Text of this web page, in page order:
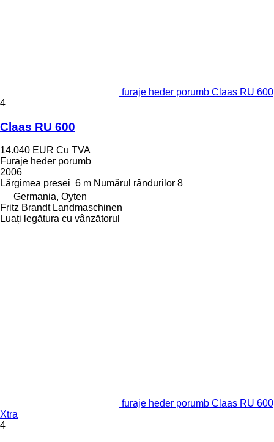
furaje heder porumb Claas RU 600
4
Claas RU 600
14.040 EUR Cu TVA
Furaje heder porumb
2006
Lărgimea presei 6 m Numărul rândurilor 8
Germania, Oyten
Fritz Brandt Landmaschinen
Luați legătura cu vânzătorul
furaje heder porumb Claas RU 600
Xtra
4